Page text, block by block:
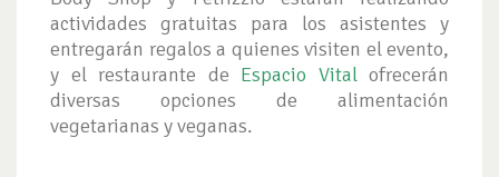
actividades gratuitas para los asistentes y
entregarán regalos a quienes visiten el evento,
y el restaurante de Espacio Vitalofrecerán
diversas opciones de alimentación
vegetarianas y veganas.